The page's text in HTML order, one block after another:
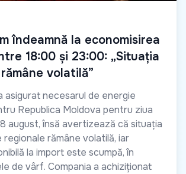
îndeamnă la economisirea
18:00 și 23:00: „Situația
volatilă”
asigurat necesarul de energie
Republica Moldova pentru ziua
august, însă avertizează că situația
rămâne volatilă, iar
la import este scumpă, în
de vârf. Compania a achiziționat